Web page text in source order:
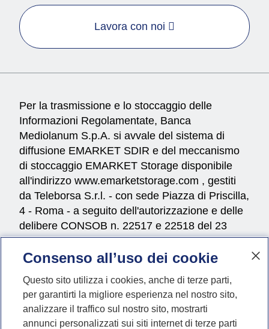
Lavora con noi
Per la trasmissione e lo stoccaggio delle
Informazioni Regolamentate, Banca
Mediolanum S.p.A. si avvale del sistema di
diffusione EMARKET SDIR e del meccanismo
di stoccaggio EMARKET Storage disponibile
all'indirizzo www.emarketstorage.com , gestiti
da Teleborsa S.r.l. - con sede Piazza di Priscilla,
4 - Roma - a seguito dell'autorizzazione e delle
delibere CONSOB n. 22517 e 22518 del 23
novembre 2022.
##mpLabelSocial## Vai al profilo Instagram di
Vai al profilo
Vai al profilo
Vai alVai al
Consenso all’uso dei cookie
Questo sito utilizza i cookies, anche di terze parti,
per garantirti la migliore esperienza nel nostro sito,
analizzare il traffico sul nostro sito, mostrarti
annunci personalizzati sui siti internet di terze parti